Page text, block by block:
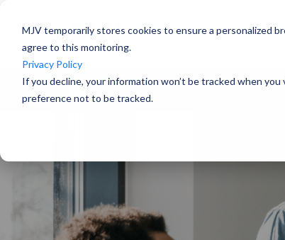
MJV temporarily stores cookies to ensure a personalized
agree to this monitoring.
Privacy Policy
If you decline, your information won’t be tracked when
preference not to be tracked.